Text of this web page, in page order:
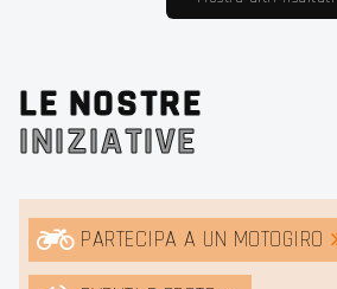
LE NOSTRE
INIZIATIVE
PARTECIPA A UN MOTOGIRO